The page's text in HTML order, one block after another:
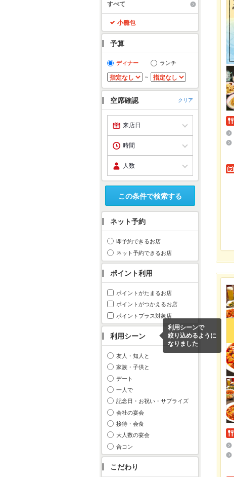
すべて
小籠包
予算
ディナー ランチ
～
空席確認 クリア
この条件で検索する
ネット予約
即予約できるお店
ネット予約できるお店
ポイント利用
ポイントがたまるお店
ポイントがつかえるお店
ポイントプラス対象店
利用シーン
利用シーンで
絞り込めるように
なりました
友人・知人と
家族・子供と
デート
一人で
記念日・お祝い・サプライズ
会社の宴会
接待・会食
大人数の宴会
合コン
こだわり